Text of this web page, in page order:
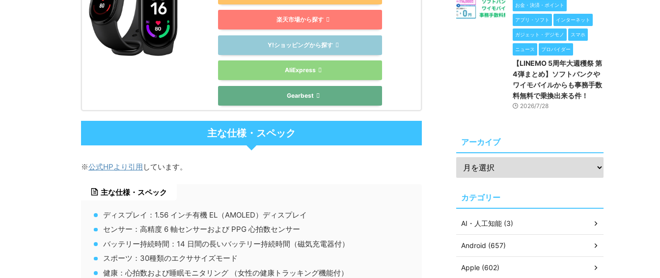
楽天市場から探す
Y!ショッピングから探す
AliExpress
Gearbest
主な仕様・スペック
※公式HPより引用 しています。
主な仕様・スペック
ディスプレイ：1.56 インチ有機 EL（AMOLED）ディスプレイ
センサー：高精度 6 軸センサーおよび PPG 心拍数センサー
バッテリー持続時間：14 日間の長いバッテリー持続時間（磁気充電器付）
スポーツ：30種類のエクササイズモード
健康：心拍数および睡眠モニタリング （女性の健康トラッキング機能付）
お金・決済・ポイント
アプリ・ソフト インターネット
ガジェット・デジモノ スマホ
ニュース プロバイダー
【LINEMO 5周年大週穫祭 第
4弾まとめ】ソフトバンクや
ワイモバイルからも事務手数
料無料で乗換出来る件！
2026/7/28
アーカイブ
カテゴリー
AI・人工知能 (3)
Android (657)
Apple (602)